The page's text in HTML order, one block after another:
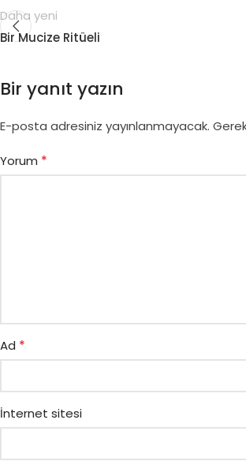
Daha yeni
Bir Mucize Ritüeli
Bir yanıt yazın
E-posta adresiniz yayınlanmayacak.
Yorum *
Ad *
İnternet sitesi